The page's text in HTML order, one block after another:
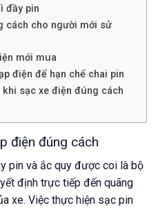
đầy pin
cách cho người mới sử
mới mua
điện để hạn chế chai pin
sạc xe điện đúng cách
điện đúng cách
pin và ắc quy được coi là bộ
định trực tiếp đến quãng
xe. Việc thực hiện sạc pin